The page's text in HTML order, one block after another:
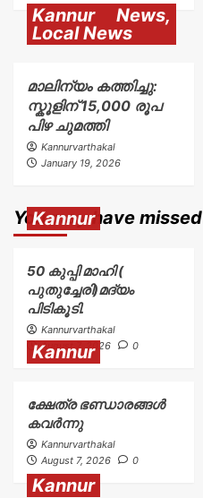
Kannur News,
Local News
മാലിന്യം കത്തിച്ചു:
സ്കൂളിന് 15,000 രൂപ
പിഴ ചുമത്തി
Kannurvarthakal
January 19, 2026
You may have missed
Kannur
50 കുപ്പി മാഹി (
പുതുച്ചേരി)മദ്യം
പിടികൂടി.
Kannurvarthakal
August 7, 2026
0
Kannur
ക്ഷേത്ര ഭണ്ഡാരങ്ങൾ
കവർന്നു
Kannurvarthakal
August 7, 2026
0
Kannur